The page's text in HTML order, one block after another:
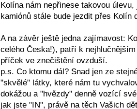
Kolína nám nepřinese takovou
kamiónů stále bude jezdit přes Kolín
A na závěr ještě jedna zajímavost:
celého Česka!), patří k
příček ve znečištění ovzduší.
p.s. Co ktomu dál? Snad jen ze
"skvělé" látky, které nám tu
dokážou a "hvězdy" denně vozící
jak jste "IN", právě na těch Vašich